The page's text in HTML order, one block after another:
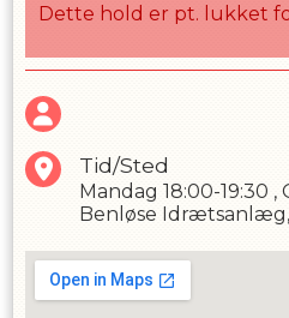
Dette hold er pt. lukket
Tid/Sted
Mandag 18:00-19:30 ,
Benløse